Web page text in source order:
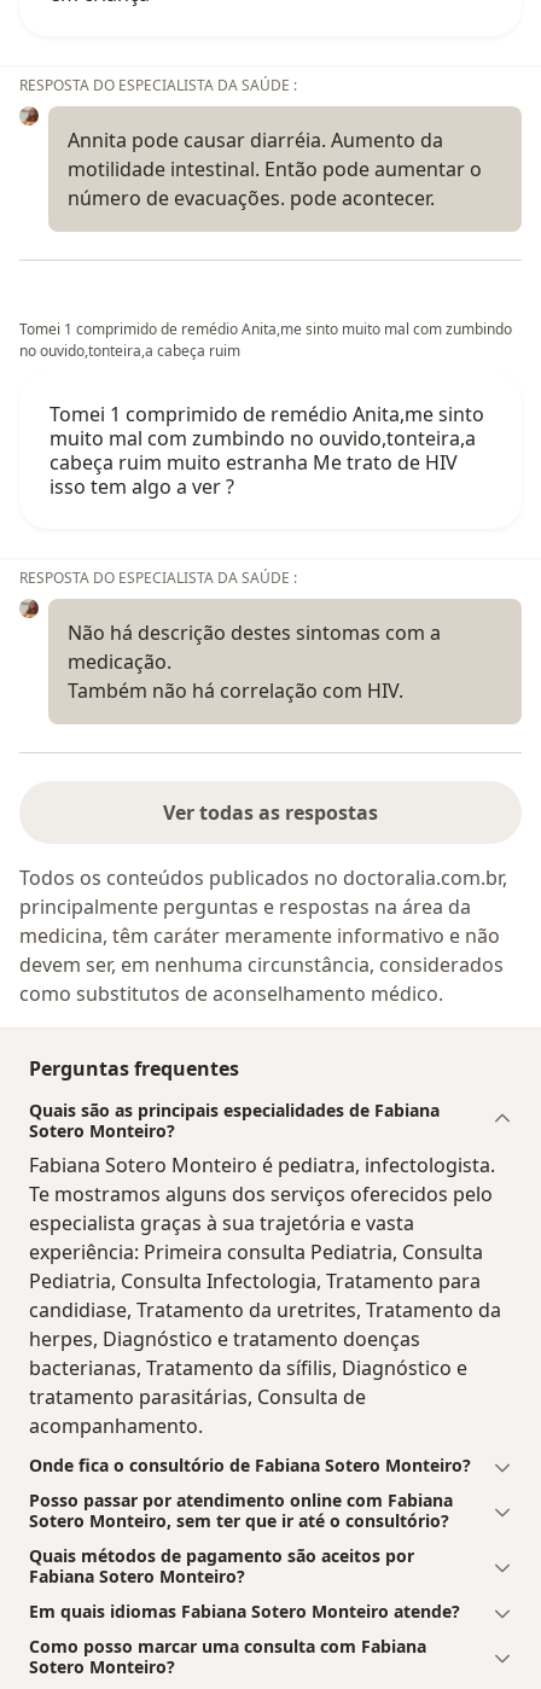
RESPOSTA DO ESPECIALISTA DA SAÚDE :
Annita pode causar diarréia. Aumento da
motilidade intestinal. Então pode aumentar o
número de evacuações. pode acontecer.
Tomei 1 comprimido de remédio Anita,me sinto muito mal com zumbindo
no ouvido,tonteira,a cabeça ruim
Tomei 1 comprimido de remédio Anita,me sinto
muito mal com zumbindo no ouvido,tonteira,a
cabeça ruim muito estranha Me trato de HIV
isso tem algo a ver ?
RESPOSTA DO ESPECIALISTA DA SAÚDE :
Não há descrição destes sintomas com a
medicação.
Também não há correlação com HIV.
Ver todas as respostas
Todos os conteúdos publicados no doctoralia.com.br,
principalmente perguntas e respostas na área da
medicina, têm caráter meramente informativo e não
devem ser, em nenhuma circunstância, considerados
como substitutos de aconselhamento médico.
Perguntas frequentes
Quais são as principais especialidades de Fabiana
Sotero Monteiro?
Fabiana Sotero Monteiro é pediatra, infectologista.
Te mostramos alguns dos serviços oferecidos pelo
especialista graças à sua trajetória e vasta
experiência: Primeira consulta Pediatria, Consulta
Pediatria, Consulta Infectologia, Tratamento para
candidiase, Tratamento da uretrites, Tratamento da
herpes, Diagnóstico e tratamento doenças
bacterianas, Tratamento da sífilis, Diagnóstico e
tratamento parasitárias, Consulta de
acompanhamento.
Onde fica o consultório de Fabiana Sotero Monteiro?
Posso passar por atendimento online com Fabiana
Sotero Monteiro, sem ter que ir até o consultório?
Quais métodos de pagamento são aceitos por
Fabiana Sotero Monteiro?
Em quais idiomas Fabiana Sotero Monteiro atende?
Como posso marcar uma consulta com Fabiana
Sotero Monteiro?